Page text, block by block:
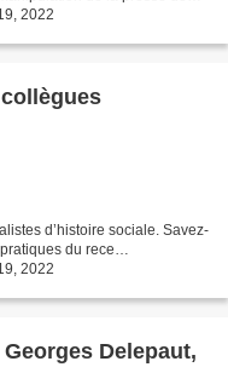
2022
d’histoire sociale. Savez-
du rece…
2022
Delepaut,